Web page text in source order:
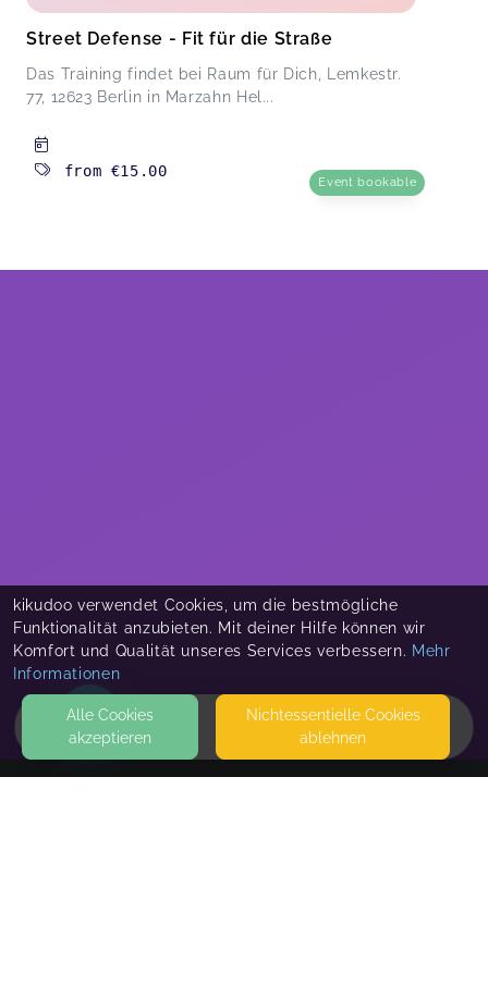
HOME
Street Defense - Fit für die Straße
Das Training findet bei Raum für Dich, Lemkestr.
77, 12623 Berlin in Marzahn Hel...
from €15.00
Event bookable
kikudoo verwendet Cookies, um die bestmögliche
Funktionalität anzubieten. Mit deiner Hilfe können wir
Komfort und Qualität unseres Services verbessern. Mehr
Informationen
Alle Cookies
akzeptieren
Nicht­essentielle Cookies
ablehnen